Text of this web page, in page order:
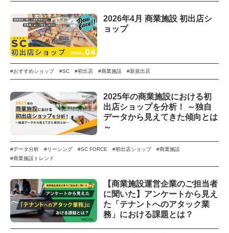
2026年4月 商業施設 初出店シ
ョップ
#おすすめショップ #SC #初出店 #商業施設 #新規出店
2025年の商業施設における初
出店ショップを分析！ ～独自
データから見えてきた傾向とは
～
#データ分析 #リーシング #SC FORCE #初出店ショップ
#商業施設
#商業施設トレンド
【商業施設運営企業のご担当者
に聞いた】アンケートから見え
た「テナントへのアタック業
務」における課題とは？